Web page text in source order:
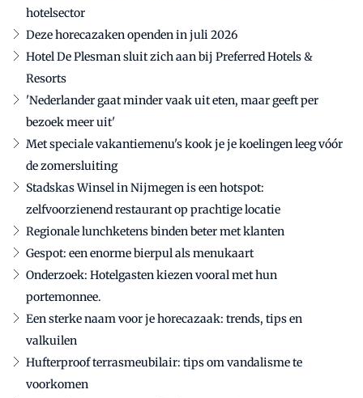
hotelsector
Deze horecazaken openden in juli 2026
Hotel De Plesman sluit zich aan bij Preferred Hotels &
Resorts
'Nederlander gaat minder vaak uit eten, maar geeft per
bezoek meer uit'
Met speciale vakantiemenu's kook je je koelingen leeg vóór
de zomersluiting
Stadskas Winsel in Nijmegen is een hotspot:
zelfvoorzienend restaurant op prachtige locatie
Regionale lunchketens binden beter met klanten
Gespot: een enorme bierpul als menukaart
Onderzoek: Hotelgasten kiezen vooral met hun
portemonnee.
Een sterke naam voor je horecazaak: trends, tips en
valkuilen
Hufterproof terrasmeubilair: tips om vandalisme te
voorkomen